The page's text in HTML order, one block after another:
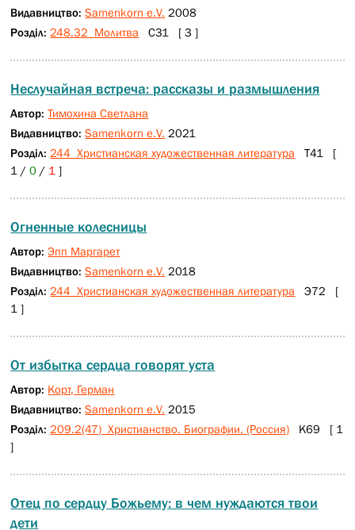
Видавництво:Samenkorn e.V. 2008
Розділ: 248.32 Молитва C31 [ 3 ]
Неслучайная встреча: рассказы и размышления
Автор:Тимохина Светлана
Видавництво:Samenkorn e.V. 2021
Розділ: 244 Христианская художественная литература Т41 [
1 /0 / 1]
Огненные колесницы
Автор:Эпп Маргарет
Видавництво:Samenkorn e.V. 2018
Розділ: 244 Христианская художественная литература Э72 [
1 ]
От избытка сердца говорят уста
Автор: Корт, Герман
Видавництво:Samenkorn e.V. 2015
Розділ: 209.2(47) Христианство. Биографии. (Россия) К69 [ 1
]
Отец по сердцу Божьему: в чем нуждаются твои
дети